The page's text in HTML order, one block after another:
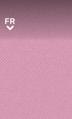
FR FR